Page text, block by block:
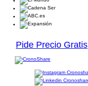
Pide Precio Gratis